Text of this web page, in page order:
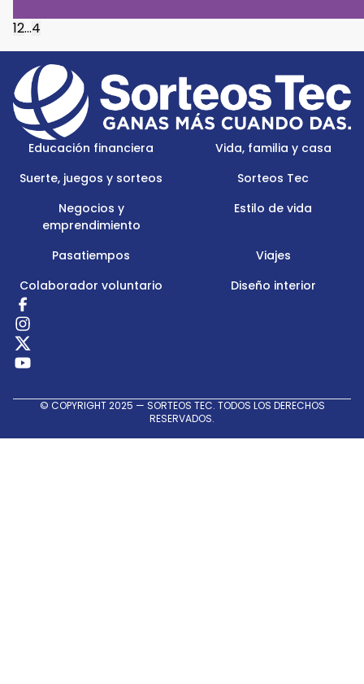
12...4
Footer
Menu
Logo
Educación financiera
Vida, familia y casa
Suerte, juegos y sorteos
Sorteos Tec
Negocios y
emprendimiento
Estilo de vida
Pasatiempos
Viajes
Colaborador voluntario
Diseño interior
Redes
Sociales
© COPYRIGHT 2025 — SORTEOS TEC. TODOS LOS DERECHOS
RESERVADOS.